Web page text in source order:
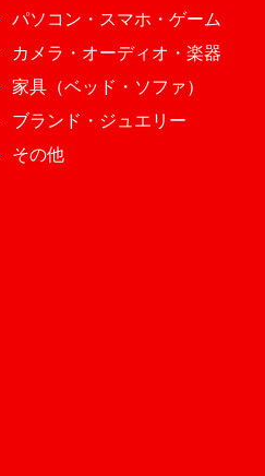
パソコン・スマホ・ゲーム
カメラ・オーディオ・楽器
家具（ベッド・ソファ）
ブランド・ジュエリー
その他